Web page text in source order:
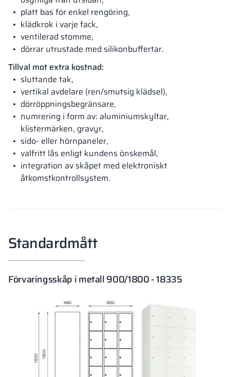
platt bas för enkel rengöring,
klädkrok i varje fack,
ventilerad stomme,
dörrar utrustade med silikonbuffertar.
Tillval mot extra kostnad:
sluttande tak,
vertikal avdelare (ren/smutsig klädsel),
dörröppningsbegränsare,
numrering i form av: aluminiumskyltar,
klistermärken, gravyr,
sido- eller hörnpaneler,
valfritt lås enligt kundens önskemål,
integration av skåpet med elektroniskt
åtkomstkontrollsystem.
Standardmått
Förvaringsskåp i metall 900/1800 - 18335